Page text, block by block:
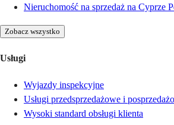
Nieruchomość na sprzedaż na Cyprze
Zobacz wszystko
Usługi
Wyjazdy inspekcyjne
Usługi przedsprzedażowe i
Wysoki standard obsługi klienta